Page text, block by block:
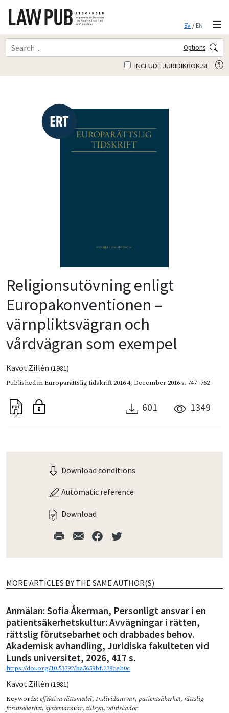
SV/EN
Options
INCLUDE JURIDIKBOK.SE
Religionsutövning enligt
Europakonventionen –
värnpliktsvägran och
vårdvägran som exempel
Kavot Zillén (1981)
Published inEuroparättslig tidskrift 2016 4, December 2016s. 747–762
601 1349
Download conditions
Automatic reference
Download
MORE ARTICLES BY THE SAME AUTHOR(S)
Anmälan: Sofia Åkerman, Personligt ansvar i en
patientsäkerhetskultur: Avvägningar i rätten,
rättslig förutsebarhet och drabbades behov.
Akademisk avhandling, Juridiska fakulteten vid
Lunds universitet, 2026, 417 s.
https://doi.org/10.53292/ba5659bf.238ceb0c
Kavot Zillén (1981)
Keywords: effektiva rättsmedel, Individansvar, patientsäkerhet, rättslig
förutsebarhet, systemansvar, tillsyn, vårdskador